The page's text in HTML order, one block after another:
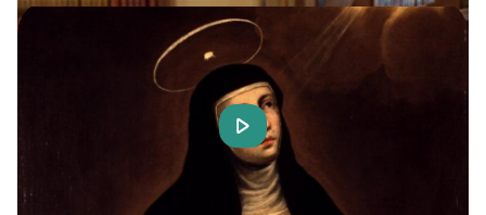
Play
Video